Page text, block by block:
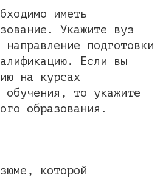
иметь
Укажите вуз
подготовки
Если вы
на курсах
обучения, то укажите
образования.
которой